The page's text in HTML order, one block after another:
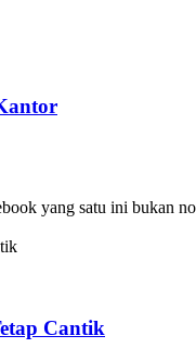
yang satu ini bukan
Cantik